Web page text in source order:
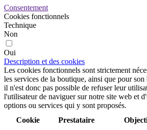
Consentement
Cookies fonctionnels
Technique
Non
Oui
Description et des cookies
Les cookies fonctionnels sont strictement
les services de la boutique, ainsi que pour
il n'est donc pas possible de refuser leur
l'utilisateur de naviguer sur notre site web et
options ou services qui y sont proposés.
Cookie
Prestataire